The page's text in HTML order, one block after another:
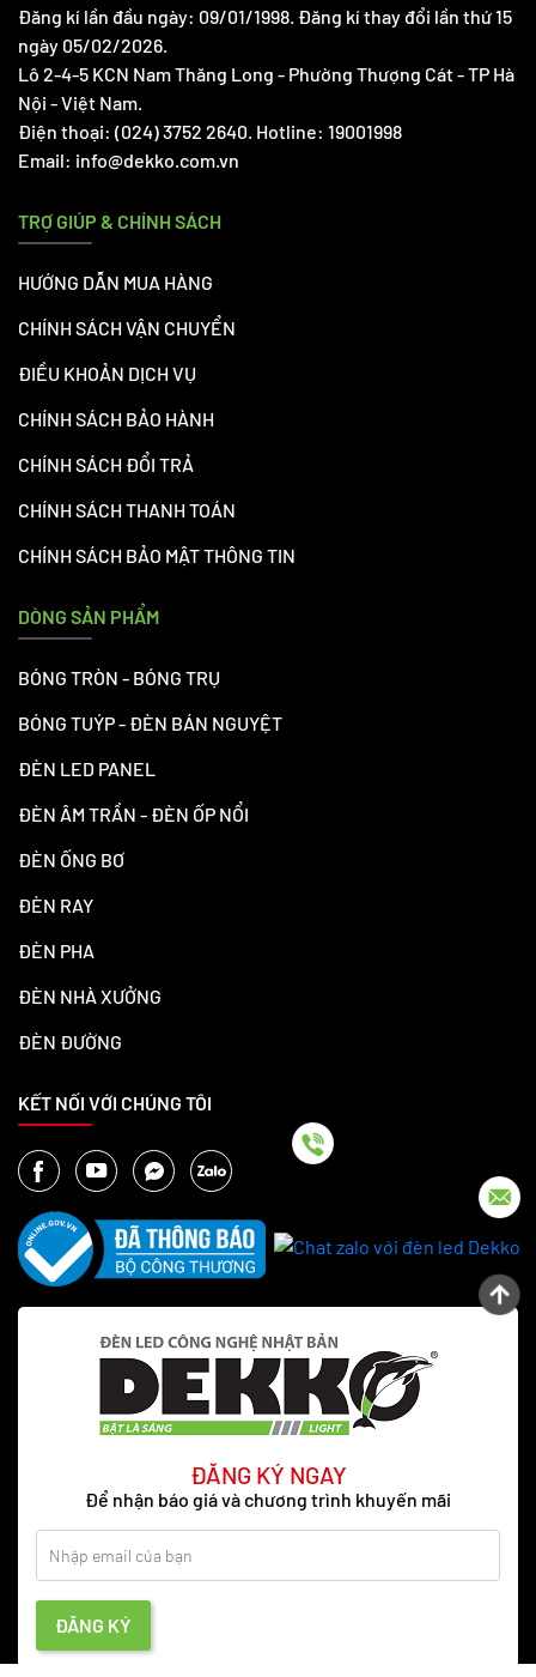
Đăng kí lần đầu ngày: 09/01/1998. Đăng kí thay đổi lần thứ 15
ngày 05/02/2026.
Lô 2-4-5 KCN Nam Thăng Long - Phường Thượng Cát - TP Hà
Nội - Việt Nam.
Điện thoại: (024) 3752 2640. Hotline: 19001998
Email: info@dekko.com.vn
TRỢ GIÚP & CHÍNH SÁCH
HƯỚNG DẪN MUA HÀNG
CHÍNH SÁCH VẬN CHUYỂN
ĐIỀU KHOẢN DỊCH VỤ
CHÍNH SÁCH BẢO HÀNH
CHÍNH SÁCH ĐỔI TRẢ
CHÍNH SÁCH THANH TOÁN
CHÍNH SÁCH BẢO MẬT THÔNG TIN
DÒNG SẢN PHẨM
BÓNG TRÒN - BÓNG TRỤ
BÓNG TUÝP - ĐÈN BÁN NGUYỆT
ĐÈN LED PANEL
ĐÈN ÂM TRẦN - ĐÈN ỐP NỔI
ĐÈN ỐNG BƠ
ĐÈN RAY
ĐÈN PHA
ĐÈN NHÀ XƯỞNG
ĐÈN ĐƯỜNG
KẾT NỐI VỚI CHÚNG TÔI
ĐĂNG KÝ NGAY
Để nhận báo giá và chương trình khuyến mãi
ĐĂNG KÝ